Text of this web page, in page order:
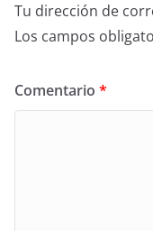
Tu dirección de
Los campos
Comentario *